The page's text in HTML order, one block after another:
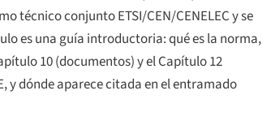
técnico conjunto ETSI/CEN/CENELEC y se
es una guía introductoria: qué es la norma,
10 (documentos) y el Capítulo 12
y dónde aparece citada en el entramado